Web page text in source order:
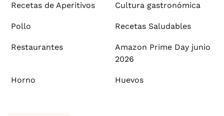
Recetas de Aperitivos Cultura gastronómica
Pollo Recetas Saludables
Restaurantes
Amazon Prime Day junio
2026
Horno Huevos